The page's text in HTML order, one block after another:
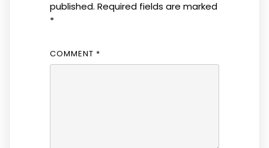
published. Required fields are marked
*
COMMENT *